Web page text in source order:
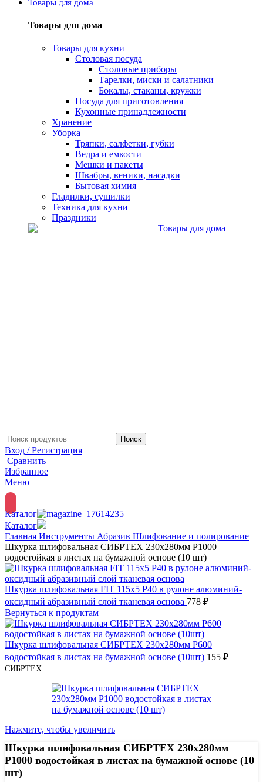
Товары для дома
Товары для дома
Товары для кухни
Столовая посуда
Столовые приборы
Тарелки, миски и салатники
Бокалы, стаканы, кружки
Посуда для приготовления
Кухонные принадлежности
Хранение
Уборка
Тряпки, салфетки, губки
Ведра и емкости
Мешки и пакеты
Швабры, веники, насадки
Бытовая химия
Гладилки, сушилки
Техника для кухни
Праздники
Поиск
Вход / Регистрация
Сравнить
Избранное
Меню
Каталог
Каталог
Главная Инструменты Абразив Шлифование и полирование
Шкурка шлифовальная СИБРТЕХ 230х280мм Р1000
водостойкая в листах на бумажной основе (10 шт)
Шкурка шлифовальная FIT 115х5 Р40 в рулоне алюминий-
оксидный абразивный слой тканевая основа 778 ₽
Вернуться к продуктам
Шкурка шлифовальная СИБРТЕХ 230х280мм Р600
водостойкая в листах на бумажной основе (10шт) 155 ₽
СИБРТЕХ
Нажмите, чтобы увеличить
Шкурка шлифовальная СИБРТЕХ 230х280мм
Р1000 водостойкая в листах на бумажной основе (10
шт)